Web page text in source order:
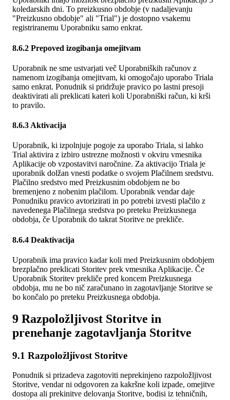
koledarskih dni. To preizkusno obdobje (v nadaljevanju
"Preizkusno obdobje" ali "Trial") je dostopno vsakemu
registriranemu Uporabniku samo enkrat.
8.6.2 Prepoved izogibanja omejitvam
Uporabnik ne sme ustvarjati več Uporabniških računov z
namenom izogibanja omejitvam, ki omogočajo uporabo Triala
samo enkrat. Ponudnik si pridržuje pravico po lastni presoji
deaktivirati ali preklicati kateri koli Uporabniški račun, ki krši
to pravilo.
8.6.3 Aktivacija
Uporabnik, ki izpolnjuje pogoje za uporabo Triala, si lahko
Trial aktivira z izbiro ustrezne možnosti v okviru vmesnika
Aplikacije ob vzpostavitvi naročnine. Za aktivacijo Triala je
uporabnik dolžan vnesti podatke o svojem Plačilnem sredstvu.
Plačilno sredstvo med Preizkusnim obdobjem ne bo
bremenjeno z nobenim plačilom. Uporabnik vendar daje
Ponudniku pravico avtorizirati in po potrebi izvesti plačilo z
navedenega Plačilnega sredstva po preteku Preizkusnega
obdobja, če Uporabnik do takrat Storitve ne prekliče.
8.6.4 Deaktivacija
Uporabnik ima pravico kadar koli med Preizkusnim obdobjem
brezplačno preklicati Storitev prek vmesnika Aplikacije. Če
Uporabnik Storitev prekliče pred koncem Preizkusnega
obdobja, mu ne bo nič zaračunano in zagotavljanje Storitve se
bo končalo po preteku Preizkusnega obdobja.
9 Razpoložljivost Storitve in
prenehanje zagotavljanja Storitve
9.1 Razpoložljivost Storitve
Ponudnik si prizadeva zagotoviti neprekinjeno razpoložljivost
Storitve, vendar ni odgovoren za kakršne koli izpade, omejitve
dostopa ali prekinitve delovanja Storitve, bodisi iz tehničnih,